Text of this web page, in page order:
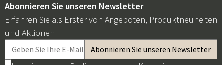
Abonnieren Sie unseren Newsletter
Erfahren Sie als Erster von Angeboten, Produktneuheiten
und Aktionen!